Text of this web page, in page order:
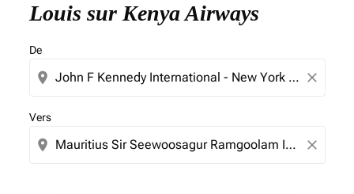
Louis sur Kenya Airways
De
location_on close
Vers
location_on close